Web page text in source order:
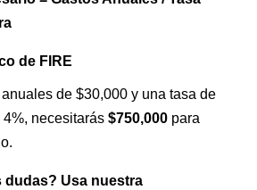
de FIRE
de $30,000 y una tasa de
necesitarás $750,000para
dudas? Usa nuestra